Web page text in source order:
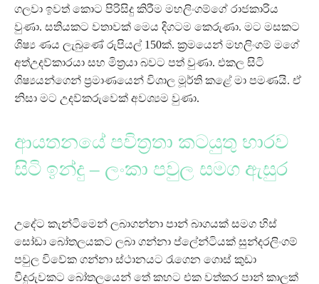
ගලවා ඉවත් කොට පිරිසිදු කිරීම මහලිංගම්ගේ රාජකාරිය
වුණා. සතියකට වතාවක් මෙය දිගටම කෙරුණා. මට මසකට
ශිෂ්‍ය ණය ලැබුණේ රුපියල් 150ක්. ක්‍රමයෙන් මහලිංගම් මගේ
අත්උදව්කාරයා සහ මිත්‍රයා බවට පත් වුණා. එකල සිටි
ශිෂ්‍යයන්ගෙන් ප්‍රමාණයෙන් විශාල මූර්ති කළේ මා පමණයි. ඒ
නිසා මට උදව්කරුවෙක් අවශ්‍යම වුණා.
ආයතනයේ පවිත්‍රතා කටයුතු භාරව
සිටි ඉන්දු – ලංකා පවුල සමග ඇසුර
උදේට කැන්ටිමෙන් ලබාගන්නා පාන් බාගයක් සමග හිස්
සෝඩා බෝතලයකට ලබා ගන්නා ප්ලේන්ටියක් සුන්දරලිංගම්
පවුල විවේක ගන්නා ස්ථානයට රැගෙන ගොස් කුඩා
වීදුරුවකට බෝතලයෙන් තේ කහට එක වත්කර පාන් කාලක්